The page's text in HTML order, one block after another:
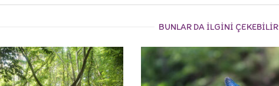
BUNLAR DA ILGINI ÇEKEBILIR